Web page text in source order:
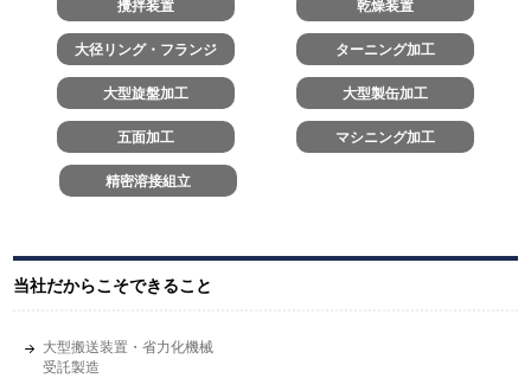
攪拌装置 乾燥装置
大径リング・フランジ ターニング加工
大型旋盤加工 大型製缶加工
五面加工 マシニング加工
精密溶接組立
当社だからこそできること
大型搬送装置・省力化機械
受託製造